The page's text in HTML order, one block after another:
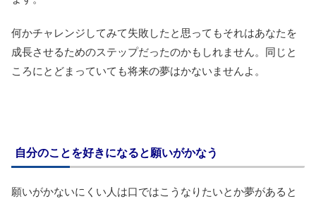
何かチャレンジしてみて失敗したと思ってもそれはあなたを
成長させるためのステップだったのかもしれません。同じと
ころにとどまっていても将来の夢はかないませんよ。
自分のことを好きになると願いがかなう
願いがかないにくい人は口ではこうなりたいとか夢があると